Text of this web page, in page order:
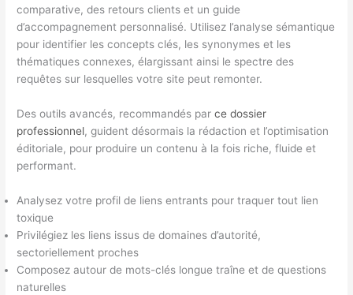
comparative, des retours clients et un guide
d’accompagnement personnalisé. Utilisez l’analyse sémantique
pour identifier les concepts clés, les synonymes et les
thématiques connexes, élargissant ainsi le spectre des
requêtes sur lesquelles votre site peut remonter.
Des outils avancés, recommandés parce dossier
professionnel, guident désormais la rédaction et l’optimisation
éditoriale, pour produire un contenu à la fois riche, fluide et
performant.
Analysez votre profil de liens entrants pour traquer tout lien
toxique
Privilégiez les liens issus de domaines d’autorité,
sectoriellement proches
Composez autour de mots-clés longue traîne et de questions
naturelles